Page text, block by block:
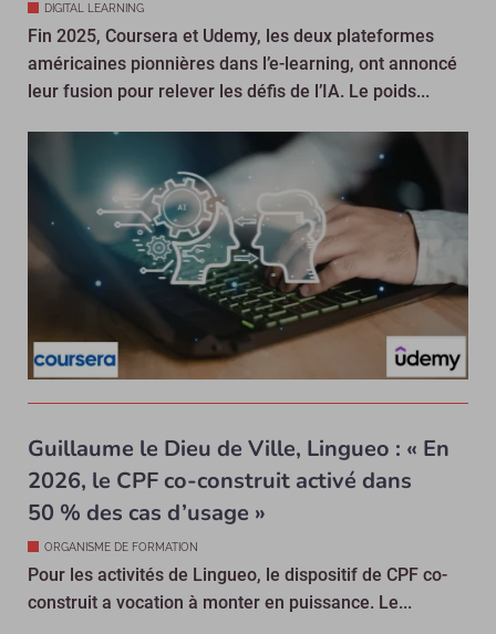
DIGITAL LEARNING
Fin 2025, Coursera et Udemy, les deux plateformes
américaines pionnières dans l’e-learning, ont annoncé
leur fusion pour relever les défis de l’IA. Le poids...
Guillaume le Dieu de Ville, Lingueo : « En
2026, le CPF co-construit activé dans
50 % des cas d’usage »
ORGANISME DE FORMATION
Pour les activités de Lingueo, le dispositif de CPF co-
construit a vocation à monter en puissance. Le...